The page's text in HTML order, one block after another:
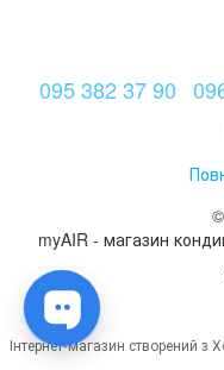
095 382 37 90
myAIR - магазин
Інтернет-магазин створений з